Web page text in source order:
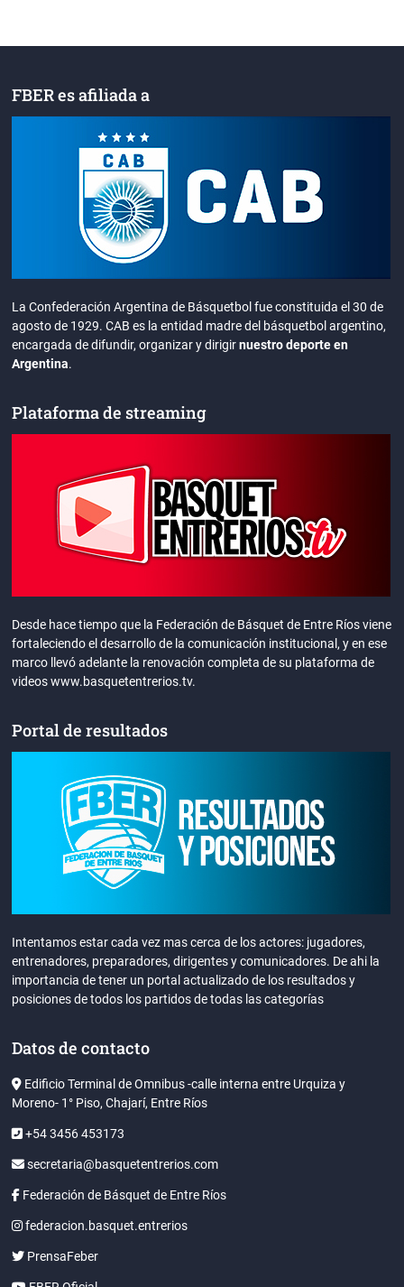
FBER es afiliada a
La Confederación Argentina de Básquetbol fue constituida el 30 de
agosto de 1929. CAB es la entidad madre del básquetbol argentino,
encargada de difundir, organizar y dirigirnuestro deporte en
Argentina.
Plataforma de streaming
Desde hace tiempo que la Federación de Básquet de Entre Ríos viene
fortaleciendo el desarrollo de la comunicación institucional, y en ese
marco llevó adelante la renovación completa de su plataforma de
videos www.basquetentrerios.tv.
Portal de resultados
Intentamos estar cada vez mas cerca de los actores: jugadores,
entrenadores, preparadores, dirigentes y comunicadores. De ahi la
importancia de tener un portal actualizado de los resultados y
posiciones de todos los partidos de todas las categorías
Datos de contacto
Edificio Terminal de Omnibus -calle interna entre Urquiza y
Moreno- 1° Piso, Chajarí, Entre Ríos
+54 3456 453173
secretaria@basquetentrerios.com
Federación de Básquet de Entre Ríos
federacion.basquet.entrerios
PrensaFeber